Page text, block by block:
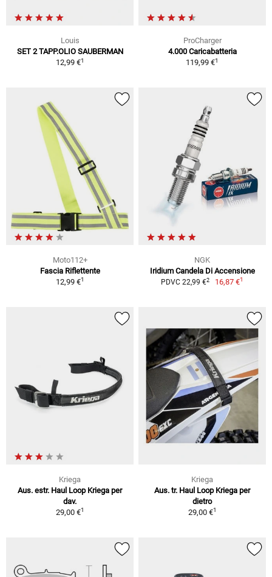
Louis
SET 2 TAPP.OLIO SAUBERMAN
12,99 €1
ProCharger
4.000 Caricabatteria
119,99 €1
Moto112+
Fascia Riflettente
12,99 €1
NGK
Iridium Candela Di Accensione
PDVC 22,99 €2 16,87 €1
Kriega
Aus. estr. Haul Loop Kriega per
dav.
29,00 €1
Kriega
Aus. tr. Haul Loop Kriega per
dietro
29,00 €1